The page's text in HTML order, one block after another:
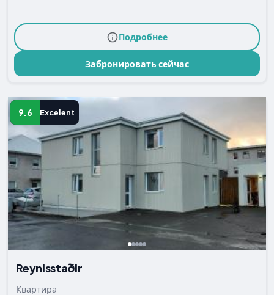
Подробнее
Забронировать сейчас
9.6 Excelent
Reynisstaðir
Квартира